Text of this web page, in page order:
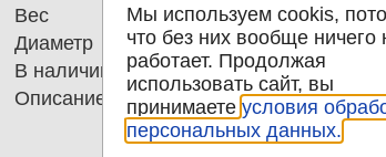
Вес
0.00
Диаметр
0.00
В наличии
Описание
100 риэль 1990
Мы используем cookis,
что без них вообще ничего
работает. Продолжая
использовать сайт, вы
принимаете условия
персональных данных.